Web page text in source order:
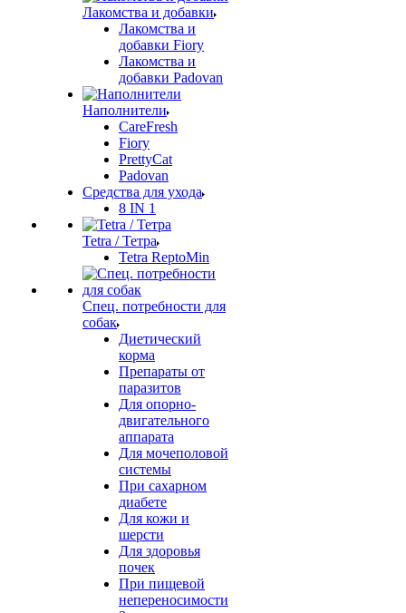
Лакомства и добавки
Лакомства и
добавки Fiory
Лакомства и
добавки Padovan
Наполнители
CareFresh
Fiory
PrettyCat
Padovan
Средства для ухода
8 IN 1
Tetra / Тетра
Tetra ReptoMin
Спец. потребности для
собак
Диетический
корма
Препараты от
паразитов
Для опорно-
двигательного
аппарата
Для мочеполовой
системы
При сахарном
диабете
Для кожи и
шерсти
Для здоровья
почек
При пищевой
непереносимости